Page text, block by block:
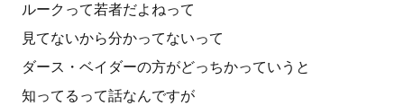
ルークって若者だよねって
見てないから分かってないって
ダース・ベイダーの方がどっちかっていうと
知ってるって話なんですが